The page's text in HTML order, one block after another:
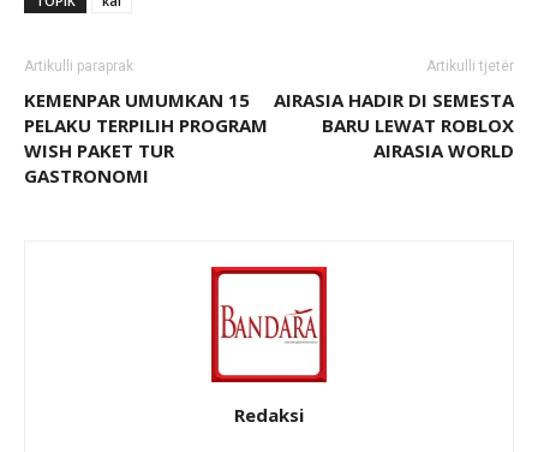
Artikulli paraprak
KEMENPAR UMUMKAN 15
PELAKU TERPILIH PROGRAM
WISH PAKET TUR
GASTRONOMI
Artikulli tjetër
AIRASIA HADIR DI SEMESTA
BARU LEWAT ROBLOX
AIRASIA WORLD
Redaksi